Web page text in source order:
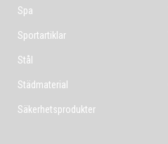
Spa
Sportartiklar
Stål
Städmaterial
Säkerhetsprodukter